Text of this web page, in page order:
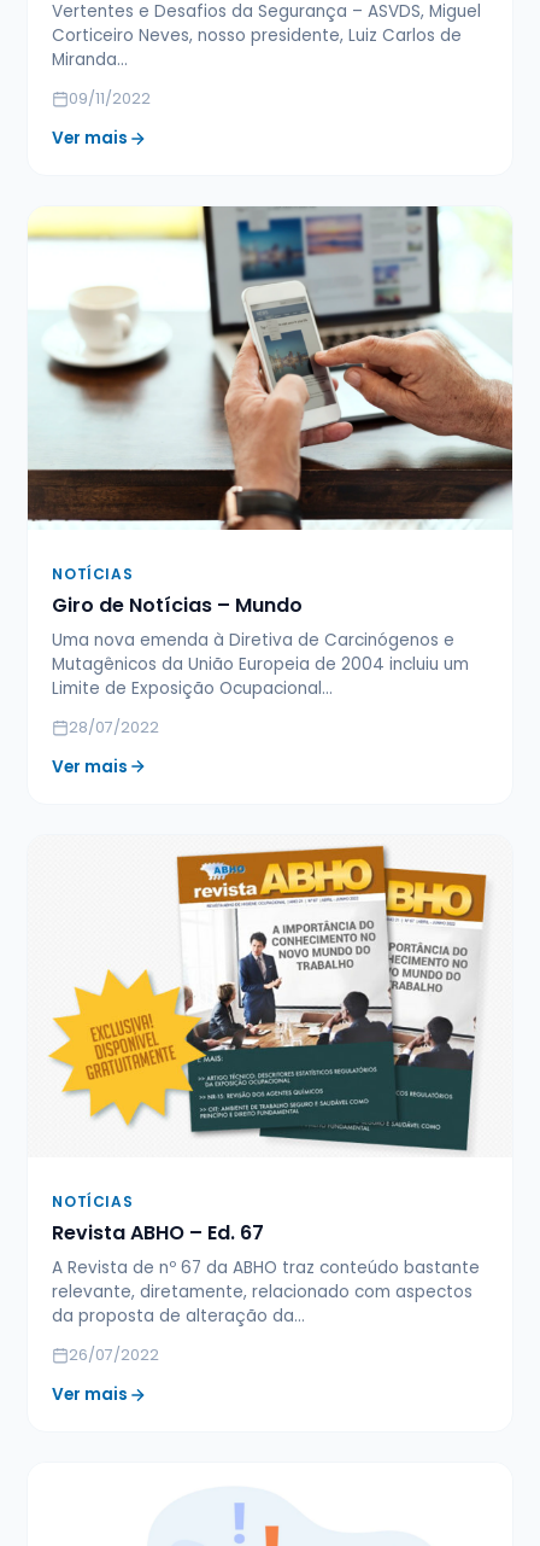
Vertentes e Desafios da Segurança – ASVDS, Miguel
Corticeiro Neves, nosso presidente, Luiz Carlos de
Miranda…
09/11/2022
Ver mais
NOTÍCIAS
Giro de Notícias – Mundo
Uma nova emenda à Diretiva de Carcinógenos e
Mutagênicos da União Europeia de 2004 incluiu um
Limite de Exposição Ocupacional…
28/07/2022
Ver mais
NOTÍCIAS
Revista ABHO – Ed. 67
A Revista de nº 67 da ABHO traz conteúdo bastante
relevante, diretamente, relacionado com aspectos
da proposta de alteração da…
26/07/2022
Ver mais